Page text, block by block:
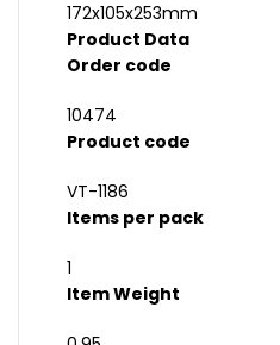
172x105x253mm
Product Data
Order code
10474
Product code
VT-1186
Items per pack
1
Item Weight